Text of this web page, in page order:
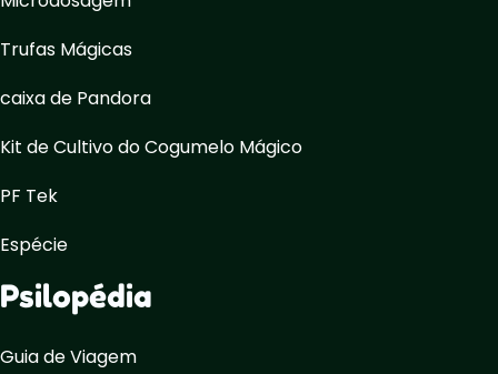
Trufas Mágicas
caixa de Pandora
Kit de Cultivo do Cogumelo Mágico
PF Tek
Espécie
Psilopédia
Guia de Viagem